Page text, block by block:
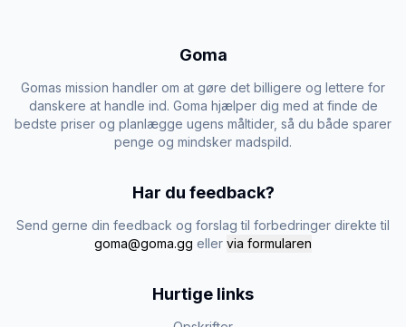
Goma
Gomas mission handler om at gøre det billigere og lettere for
danskere at handle ind. Goma hjælper dig med at finde de
bedste priser og planlægge ugens måltider, så du både sparer
penge og mindsker madspild.
Har du feedback?
Send gerne din feedback og forslag til forbedringer direkte til
goma@goma.gg eller via formularen
Hurtige links